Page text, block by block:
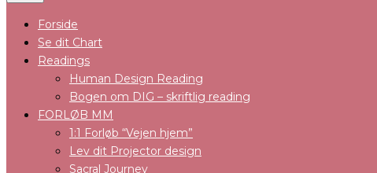
Forside
Se dit Chart
Readings
Human Design Reading
Bogen om DIG – skriftlig reading
FORLØB MM
1:1 Forløb “Vejen hjem”
Lev dit Projector design
Sacral Journey